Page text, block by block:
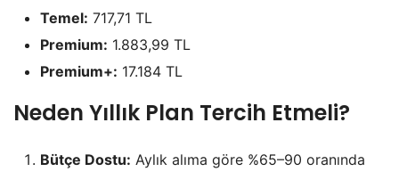
Temel: 717,71 TL
Premium: 1.883,99 TL
Premium+: 17.184 TL
Neden Yıllık Plan Tercih Etmeli?
Bütçe Dostu: Aylık alıma göre %65–90 oranında